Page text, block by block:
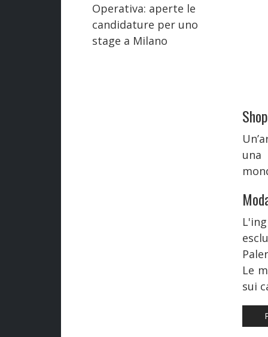
Operativa: aperte le
candidature per uno
stage a Milano
una
Le
sui